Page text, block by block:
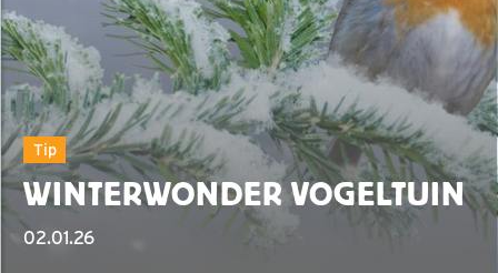
Tip
WINTERWONDER VOGELTUIN
02.01.26